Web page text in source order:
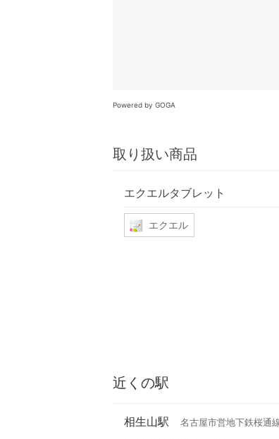
Powered by GOGA
取り扱い商品
エクエルタブレット
エクエル
近くの駅
相生山駅 名古屋市営地下鉄桜通